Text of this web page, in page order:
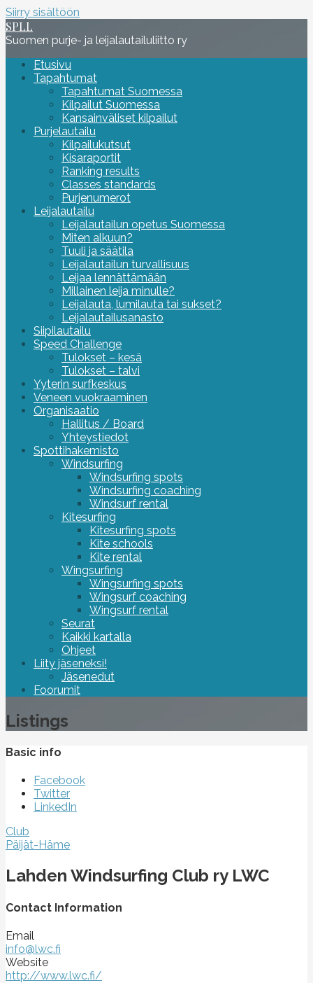
Siirry sisältöön
SPLL
Suomen purje- ja leijalautailuliitto ry
Etusivu
Tapahtumat
Tapahtumat Suomessa
Kilpailut Suomessa
Kansainväliset kilpailut
Purjelautailu
Kilpailukutsut
Kisaraportit
Ranking results
Classes standards
Purjenumerot
Leijalautailu
Leijalautailun opetus Suomessa
Miten alkuun?
Tuuli ja säätila
Leijalautailun turvallisuus
Leijaa lennättämään
Millainen leija minulle?
Leijalauta, lumilauta tai sukset?
Leijalautailusanasto
Siipilautailu
Speed Challenge
Tulokset – kesä
Tulokset – talvi
Yyterin surfkeskus
Veneen vuokraaminen
Organisaatio
Hallitus / Board
Yhteystiedot
Spottihakemisto
Windsurfing
Windsurfing spots
Windsurfing coaching
Windsurf rental
Kitesurfing
Kitesurfing spots
Kite schools
Kite rental
Wingsurfing
Wingsurfing spots
Wingsurf coaching
Wingsurf rental
Seurat
Kaikki kartalla
Ohjeet
Liity jäseneksi!
Jäsenedut
Foorumit
Listings
Basic info
Facebook
Twitter
LinkedIn
Club
Päijät-Häme
Lahden Windsurfing Club ry LWC
Contact Information
Email
info@lwc.fi
Website
http://www.lwc.fi/